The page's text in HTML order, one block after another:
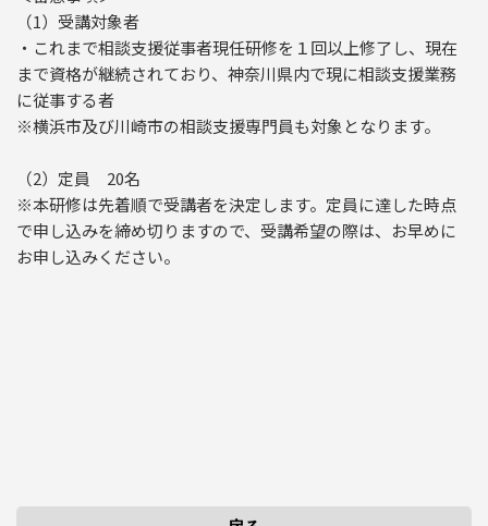
（1）受講対象者
・これまで相談支援従事者現任研修を１回以上修了し、現在
まで資格が継続されており、神奈川県内で現に相談支援業務
に従事する者
※横浜市及び川崎市の相談支援専門員も対象となります。
（2）定員 20名
※本研修は先着順で受講者を決定します。定員に達した時点
で申し込みを締め切りますので、受講希望の際は、お早めに
お申し込みください。